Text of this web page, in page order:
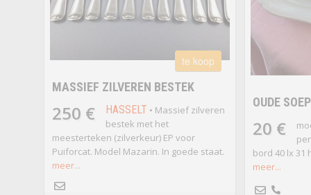
OUDE
20 €
bord 40 lx 31
meer...
te koop
MASSIEF ZILVEREN BESTEK
250 € HASSELT • Massief zilveren
bestek met het
meesterteken (zilverkeur) EP voor
Puiforcat. Model Mazarin. In goede staat.
meer...